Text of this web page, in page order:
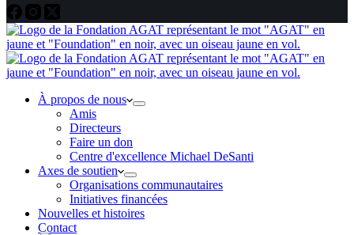
À propos de nous
Amis
Directeurs
Faire un don
Centre d'excellence Michael DeSanti
Axes de soutien
Organisations communautaires
Initiatives financées
Nouvelles et histoires
Contact